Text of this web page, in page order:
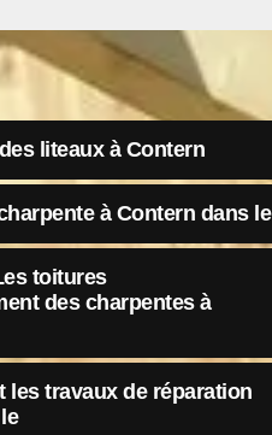
liteaux à Contern
à Contern dans le
toitures
des charpentes à
travaux de réparation